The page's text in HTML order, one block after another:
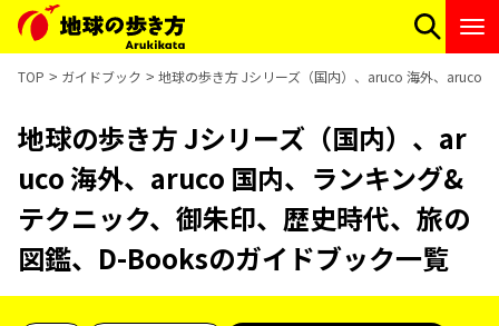
TOP ガイドブック 地球の歩き方 Jシリーズ（国内）、aruco 海外、aruco
地球の歩き方 Jシリーズ（国内）、ar
uco 海外、aruco 国内、ランキング&
テクニック、御朱印、歴史時代、旅の
図鑑、D-Booksのガイドブック一覧